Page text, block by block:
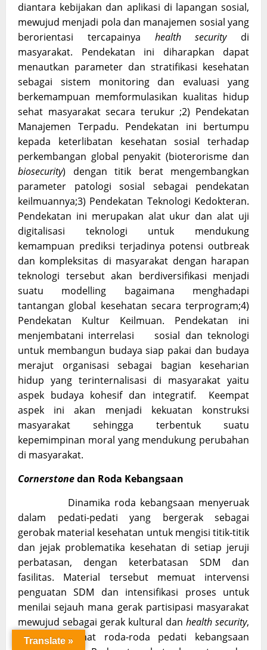
diantara kebijakan dan aplikasi di lapangan sosial,
mewujud menjadi pola dan manajemen sosial yang
berorientasi tercapainya health securitydi
masyarakat. Pendekatan ini diharapkan dapat
menautkan parameter dan stratifikasi kesehatan
sebagai sistem monitoring dan evaluasi yang
berkemampuan memformulasikan kualitas hidup
sehat masyarakat secara terukur ;2) Pendekatan
Manajemen Terpadu. Pendekatan ini bertumpu
kepada keterlibatan kesehatan sosial terhadap
perkembangan global penyakit (bioterorisme dan
biosecurity) dengan titik berat mengembangkan
parameter patologi sosial sebagai pendekatan
keilmuannya;3) Pendekatan Teknologi Kedokteran.
Pendekatan ini merupakan alat ukur dan alat uji
digitalisasi teknologi untuk mendukung
kemampuan prediksi terjadinya potensi outbreak
dan kompleksitas di masyarakat dengan harapan
teknologi tersebut akan berdiversifikasi menjadi
suatu modelling bagaimana menghadapi
tantangan global kesehatan secara terprogram;4)
Pendekatan Kultur Keilmuan. Pendekatan ini
menjembatani interrelasi sosial dan teknologi
untuk membangun budaya siap pakai dan budaya
merajut organisasi sebagai bagian keseharian
hidup yang terinternalisasi di masyarakat yaitu
aspek budaya kohesif dan integratif. Keempat
aspek ini akan menjadi kekuatan konstruksi
masyarakat sehingga terbentuk suatu
kepemimpinan moral yang mendukung perubahan
di masyarakat.
Cornerstonedan Roda Kebangsaan
Dinamika roda kebangsaan menyeruak
dalam pedati-pedati yang bergerak sebagai
gerobak material kesehatan untuk mengisi titik-titik
dan jejak problematika kesehatan di setiap jeruji
perbatasan, dengan keterbatasan SDM dan
fasilitas. Material tersebut memuat intervensi
penguatan SDM dan intensifikasi proses untuk
menilai sejauh mana gerak partisipasi masyarakat
mewujud sebagai gerak kultural dan health security,
untuk memahat roda-roda pedati kebangsaan
Translate »